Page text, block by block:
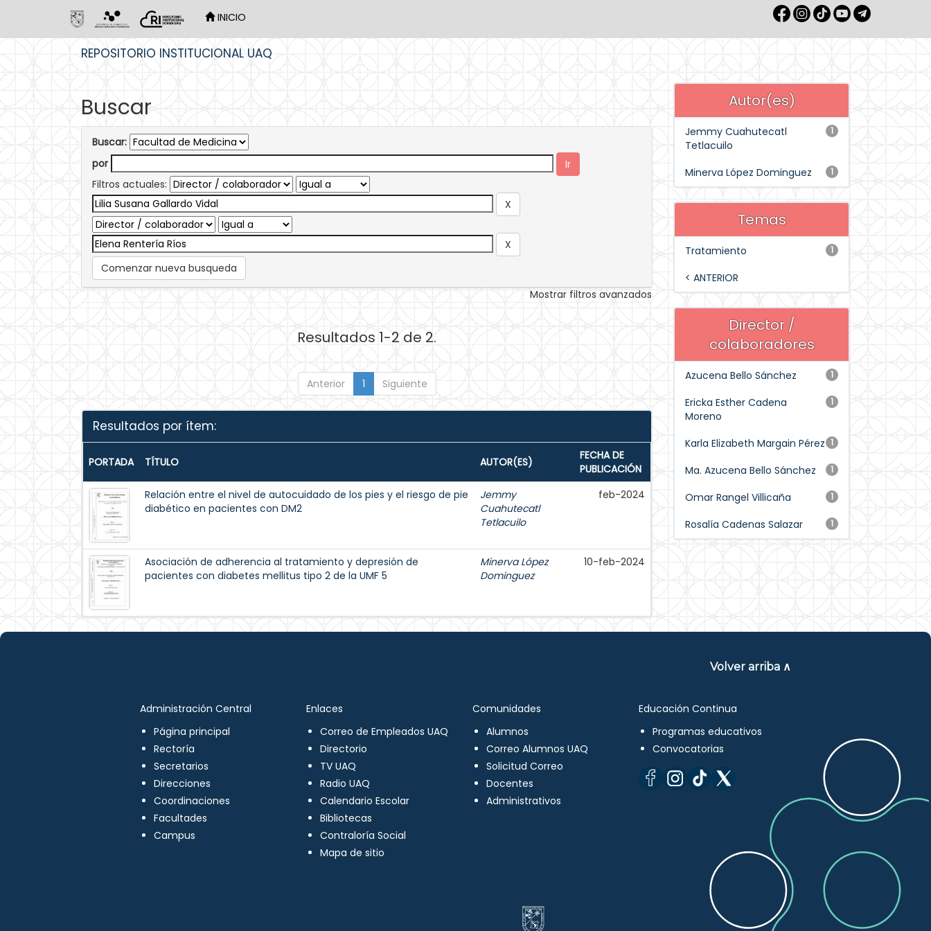
INICIO
REPOSITORIO INSTITUCIONAL UAQ
Buscar
Buscar:
por
Filtros actuales:
Comenzar nueva busqueda
Mostrar filtros avanzados
Resultados 1-2 de 2.
Anterior 1 Siguiente
Resultados por ítem:
PORTADA TÍTULO AUTOR(ES)
FECHA DE
PUBLICACIÓN
Relación entre el nivel de autocuidado de los pies y el riesgo de pie
diabético en pacientes con DM2
Jemmy
Cuahutecatl
Tetlacuilo
feb-2024
Asociación de adherencia al tratamiento y depresión de
pacientes con diabetes mellitus tipo 2 de la UMF 5
Minerva López
Dominguez
10-feb-2024
Autor(es)
1
Jemmy Cuahutecatl
Tetlacuilo
1
Minerva López Dominguez
Temas
1
Tratamiento
< ANTERIOR
Director /
colaboradores
1
Azucena Bello Sánchez
1
Ericka Esther Cadena
Moreno
1
Karla Elizabeth Margain Pérez
1
Ma. Azucena Bello Sánchez
1
Omar Rangel Villicaña
1
Rosalía Cadenas Salazar
Volver arriba ∧
Administración Central
Página principal
Rectoría
Secretarios
Direcciones
Coordinaciones
Facultades
Campus
Enlaces
Correo de Empleados UAQ
Directorio
TV UAQ
Radio UAQ
Calendario Escolar
Bibliotecas
Contraloría Social
Mapa de sitio
Comunidades
Alumnos
Correo Alumnos UAQ
Solicitud Correo
Docentes
Administrativos
Educación Continua
Programas educativos
Convocatorias